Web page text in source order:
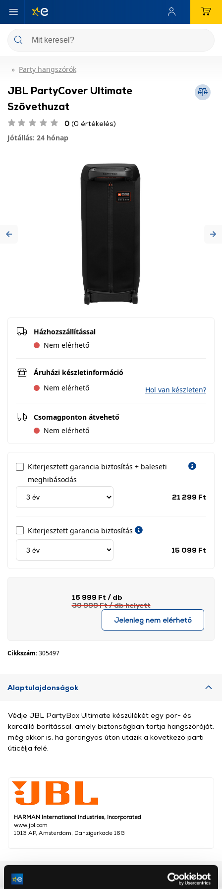
Party hangszórók
JBL PartyCover Ultimate
Szövethuzat
0 (0 értékelés)
Jótállás: 24 hónap
Previous
Házhozszállítással
Nem elérhető
Áruházi készletinformáció
Nem elérhető
Hol van készleten?
Csomagponton átvehető
Nem elérhető
Kiterjesztett garancia biztosítás + baleseti
meghibásodás
21 299 Ft
Kiterjesztett garancia biztosítás
15 099 Ft
16 999 Ft / db
39 999 Ft/ dbhelyett
Jelenleg nem elérhető
Cikkszám:305497
Alaptulajdonságok
HARMAN International Industries, Incorporated
www.jbl.com
1013 AP, Amsterdam, Danzigerkade 16G
Védje JBL PartyBox Ultimate készülékét egy por- és
karcálló borítással, amely biztonságban tartja hangszóróját,
még akkor is, ha göröngyös úton utazik a következő parti
úticélja felé.
Részletes ismertető